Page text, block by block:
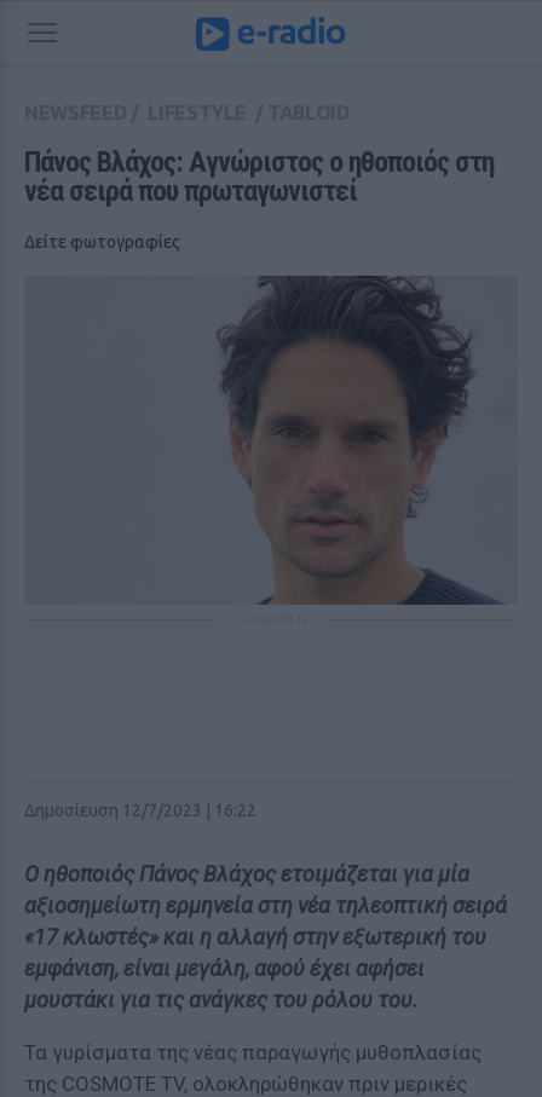
Πάνος Βλάχος: Aγνώριστος ο ηθοποιός στη
νέα σειρά που πρωταγωνιστεί
Δείτε φωτογραφίες
Δημοσίευση 12/7/2023 | 16:22
Ο ηθοποιός Πάνος Βλάχος ετοιμάζεται για μία
αξιοσημείωτη ερμηνεία στη νέα τηλεοπτική σειρά
«17 κλωστές» και η αλλαγή στην εξωτερική του
εμφάνιση, είναι μεγάλη, αφού έχει αφήσει
μουστάκι για τις ανάγκες του ρόλου του.
Τα γυρίσματα της νέας παραγωγής μυθοπλασίας
της COSMOTE TV, ολοκληρώθηκαν πριν μερικές